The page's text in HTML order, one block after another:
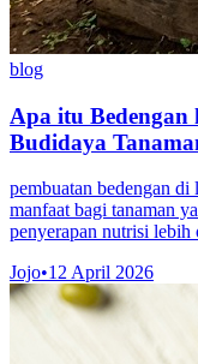
blog
Apa itu
Budidaya
pembuatan bedengan
manfaat bagi tanaman
penyerapan nutrisi lebih
Jojo•12 April 2026